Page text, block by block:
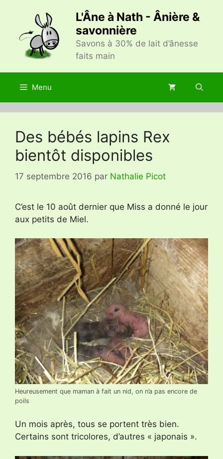
contenu
L'Âne à Nath - Ânière &
savonnière
Savons à 30% de lait d’ânesse
faits main
Menu
Des bébés lapins Rex
bientôt disponibles
17 septembre 2016 par Nathalie Picot
C’est le 10 août dernier que Miss a donné le jour
aux petits de Miel.
Heureusement que maman à fait un nid, on n’a pas encore de
poils
Un mois après, tous se portent très bien.
Certains sont tricolores, d’autres « japonais ».